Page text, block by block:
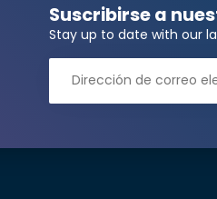
Suscribirse a
Stay up to date with our